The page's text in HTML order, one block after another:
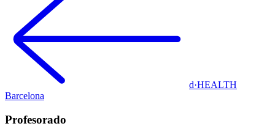
d·HEALTH
Barcelona
Profesorado